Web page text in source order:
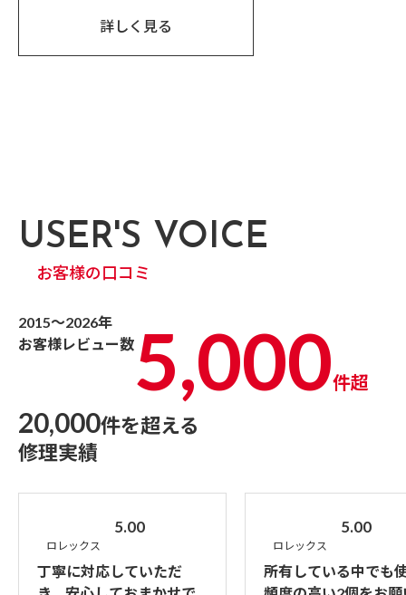
詳しく見る
USER'S VOICE
お客様の口コミ
2015～2026年
お客様レビュー数5,000件超
20,000件を超える
修理実績
5.00
ロレックス
丁寧に対応していただ
5.00
ロレックス
所有している中でも